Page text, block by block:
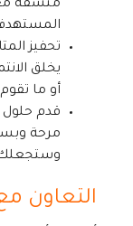
متسقة
تحفيز
يخلق
أو ما
قدم حلول
مرحة
التعاون